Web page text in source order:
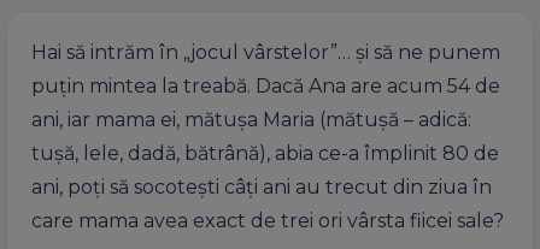
Hai să intrăm în „jocul vârstelor”… și să ne punem
puțin mintea la treabă. Dacă Ana are acum 54 de
ani, iar mama ei, mătușa Maria (mătușă – adică:
tușă, lele, dadă, bătrână), abia ce-a împlinit 80 de
ani, poți să socotești câți ani au trecut din ziua în
care mama avea exact de trei ori vârsta fiicei sale?